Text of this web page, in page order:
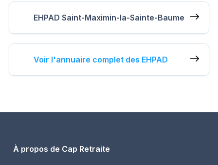
EHPAD Saint-Maximin-la-Sainte-Baume
Voir l'annuaire complet des EHPAD
À propos de Cap Retraite